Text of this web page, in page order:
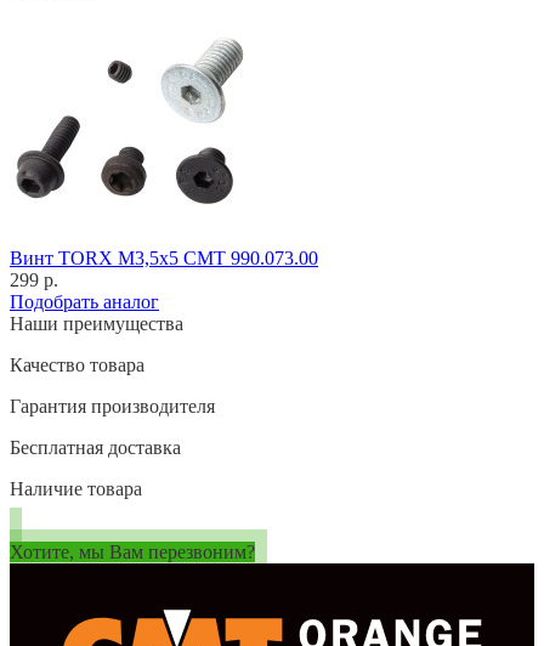
Винт TORX M3,5x5 CMT 990.073.00
299 р.
Подобрать аналог
Наши преимущества
Качество товара
Гарантия производителя
Бесплатная доставка
Наличие товара
Хотите, мы Вам перезвоним?